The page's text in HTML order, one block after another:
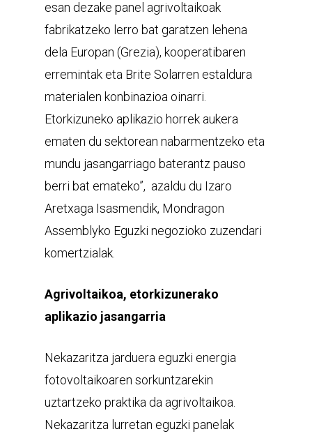
esan dezake panel agrivoltaikoak
fabrikatzeko lerro bat garatzen lehena
dela Europan (Grezia), kooperatibaren
erremintak eta Brite Solarren estaldura
materialen konbinazioa oinarri.
Etorkizuneko aplikazio horrek aukera
ematen du sektorean nabarmentzeko eta
mundu jasangarriago baterantz pauso
berri bat emateko”, azaldu du Izaro
Aretxaga Isasmendik, Mondragon
Assemblyko Eguzki negozioko zuzendari
komertzialak.
Agrivoltaikoa, etorkizunerako
aplikazio jasangarria
Nekazaritza jarduera eguzki energia
fotovoltaikoaren sorkuntzarekin
uztartzeko praktika da agrivoltaikoa.
Nekazaritza lurretan eguzki panelak